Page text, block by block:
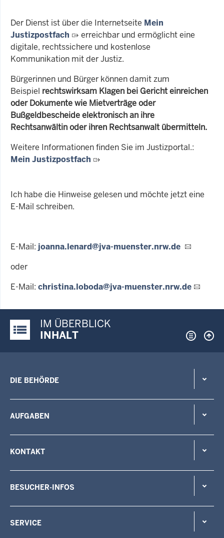
Der Dienst ist über die Internetseite Mein
Justizpostfach
erreichbar und ermöglicht eine
digitale, rechtssichere und kostenlose
Kommunikation mit der Justiz.
Bürgerinnen und Bürger können damit zum
Beispiel rechtswirksam Klagen bei Gericht einreichen
oder Dokumente wie Mietverträge oder
Bußgeldbescheide elektronisch an ihre
Rechtsanwältin oder ihren Rechtsanwalt übermitteln.
Weitere Informationen finden Sie im Justizportal.:
Mein Justizpostfach
Ich habe die Hinweise gelesen und möchte jetzt eine
E-Mail schreiben.
E-Mail: joanna.lenard@jva-muenster.nrw.de
oder
E-Mail: christina.loboda@jva-muenster.nrw.de
Justiz-Portal im Überblick:
IM ÜBERBLICK
INHALT
DIE BEHÖRDE
AUFGABEN
KONTAKT
BESUCHER-INFOS
SERVICE